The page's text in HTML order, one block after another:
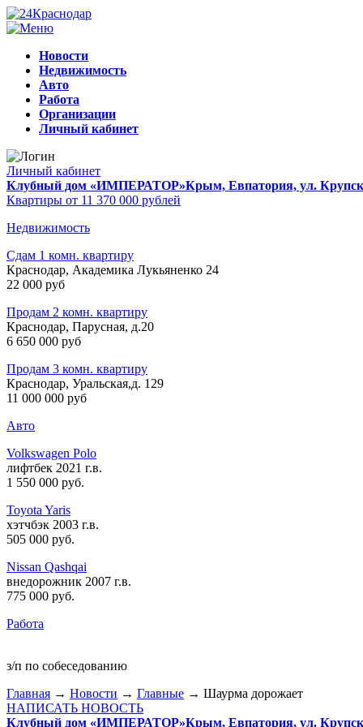
Новости
Недвижимость
Авто
Работа
Организации
Личный кабинет
Личный кабинет
Клубный дом «ИМПЕРАТОР»Крым, Евпатория, ул.
Квартиры от 11 370 000 рублей
Недвижимость
Сдам 1 комн. квартиру
Краснодар, Академика Лукьяненко 24
22 000 руб
Продам 2 комн. квартиру
Краснодар, Парусная, д.20
6 650 000 руб
Продам 3 комн. квартиру
Краснодар, Уральская,д. 129
11 000 000 руб
Авто
Volkswagen Polo
лифтбек 2021 г.в.
1 550 000 руб.
Toyota Yaris
хэтчбэк 2003 г.в.
505 000 руб.
Nissan Qashqai
внедорожник 2007 г.в.
775 000 руб.
Работа
з/п по собеседованию
Главная → Новости → Главные → Шаурма дорожает
НАПИСАТЬ НОВОСТЬ
Клубный дом «ИМПЕРАТОР»Крым, Евпатория, ул.